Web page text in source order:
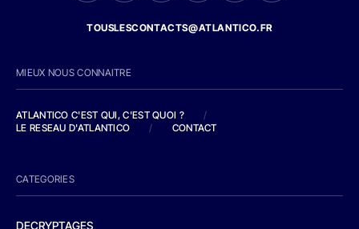
TOUSLESCONTACTS@ATLANTICO.FR
MIEUX NOUS CONNAITRE
ATLANTICO C'EST QUI, C'EST QUOI ?
/
LE RESEAU D'ATLANTICO
/ CONTACT
CATEGORIES
DECRYPTAGES